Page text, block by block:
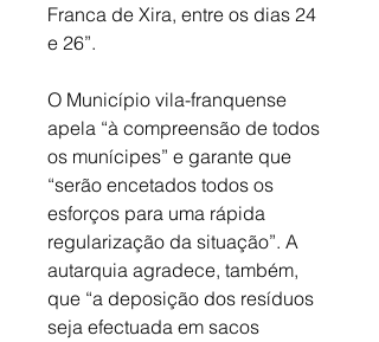
Franca de Xira, entre os dias 24
e 26”.
O Município vila-franquense
apela “à compreensão de todos
os munícipes” e garante que
“serão encetados todos os
esforços para uma rápida
regularização da situação”. A
autarquia agradece, também,
que “a deposição dos resíduos
seja efectuada em sacos